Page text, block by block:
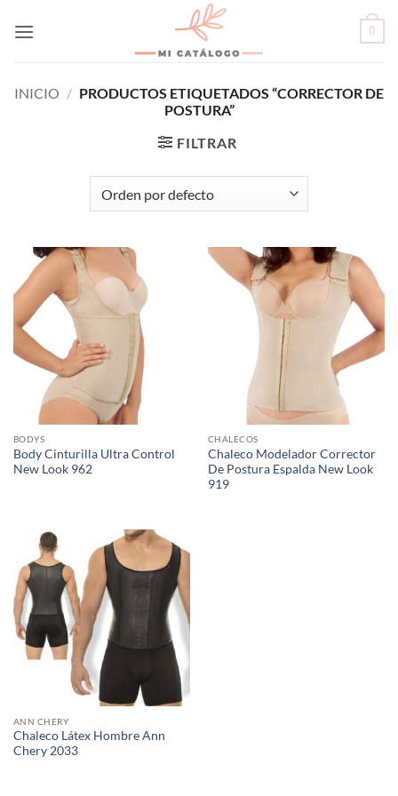
0
INICIO / PRODUCTOS ETIQUETADOS “CORRECTOR DE
POSTURA”
FILTRAR
BODYS
Body Cinturilla Ultra Control
New Look 962
CHALECOS
Chaleco Modelador Corrector
De Postura Espalda New Look
919
ANN CHERY
Chaleco Látex Hombre Ann
Chery 2033